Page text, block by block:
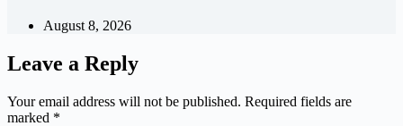
August 8, 2026
Leave a Reply
Your email address will not be published. Required fields are
marked *